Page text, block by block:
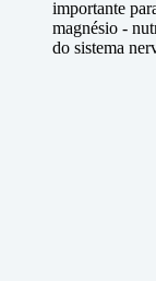
importante
magnésio -
do sistema